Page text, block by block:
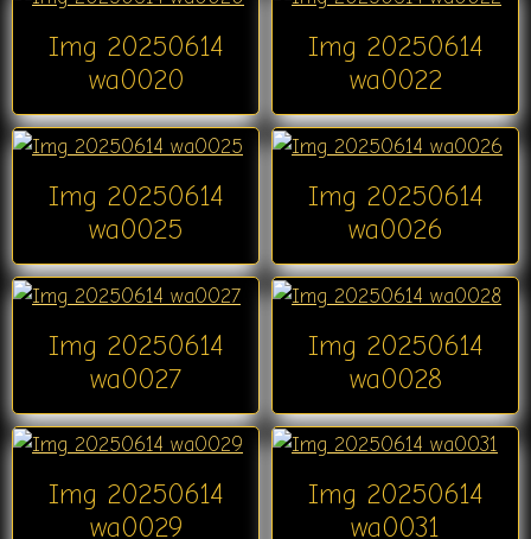
Img 20250614
wa0020
Img 20250614
wa0022
Img 20250614
wa0025
Img 20250614
wa0026
Img 20250614
wa0027
Img 20250614
wa0028
Img 20250614
wa0029
Img 20250614
wa0031